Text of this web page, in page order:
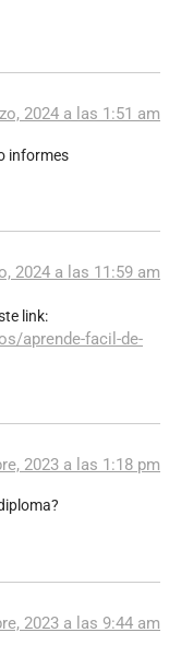
2024 a las 1:51 am
informes
2024 a las 11:59 am
link:
aprende-facil-de-
2023 a las 1:18 pm
2023 a las 9:44 am